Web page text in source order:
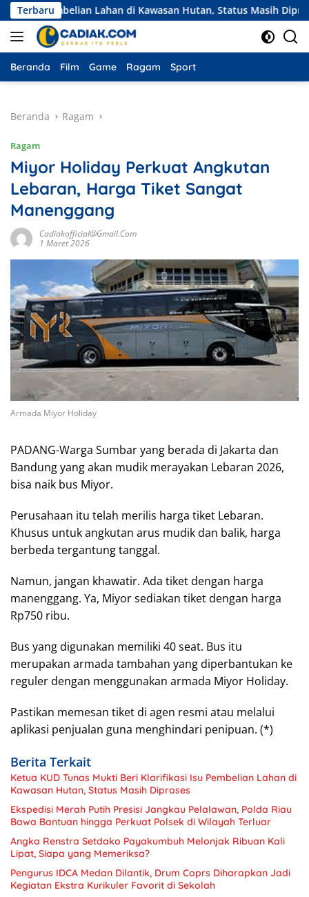
Langsung
ke
konten
TerbaruLahan di Kawasan Hutan, Status Masih Diproses
Beranda Film Game Ragam Sport
Beranda Ragam
Ragam
Miyor Holiday Perkuat Angkutan
Lebaran, Harga Tiket Sangat
Manenggang
Cadiakofficial@gmail.com
1 Maret 2026
Armada Miyor Holiday
PADANG-Warga Sumbar yang berada di Jakarta dan
Bandung yang akan mudik merayakan Lebaran 2026,
bisa naik bus Miyor.
Perusahaan itu telah merilis harga tiket Lebaran.
Khusus untuk angkutan arus mudik dan balik, harga
berbeda tergantung tanggal.
Namun, jangan khawatir. Ada tiket dengan harga
manenggang. Ya, Miyor sediakan tiket dengan harga
Rp750 ribu.
Bus yang digunakan memiliki 40 seat. Bus itu
merupakan armada tambahan yang diperbantukan ke
reguler dengan menggunakan armada Miyor Holiday.
Pastikan memesan tiket di agen resmi atau melalui
aplikasi penjualan guna menghindari penipuan. (*)
Berita Terkait
Ketua KUD Tunas Mukti Beri Klarifikasi Isu Pembelian Lahan di
Kawasan Hutan, Status Masih Diproses
Ekspedisi Merah Putih Presisi Jangkau Pelalawan, Polda Riau
Bawa Bantuan hingga Perkuat Polsek di Wilayah Terluar
Angka Renstra Setdako Payakumbuh Melonjak Ribuan Kali
Lipat, Siapa yang Memeriksa?
Pengurus IDCA Medan Dilantik, Drum Coprs Diharapkan Jadi
Kegiatan Ekstra Kurikuler Favorit di Sekolah